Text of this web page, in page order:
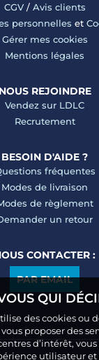
QUI
des cookies ou
proposer des
d’intérêt,
utilisateur et
CGV/ Avis clients
personnelles et
Gérer mes cookies
Mentions légales
NOUS REJOINDRE
Vendez sur LDLC
Recrutement
BESOIN D'AIDE ?
fréquentes
Modes de livraison
de règlement
un retour
CONTACTER :
PAR EMAIL